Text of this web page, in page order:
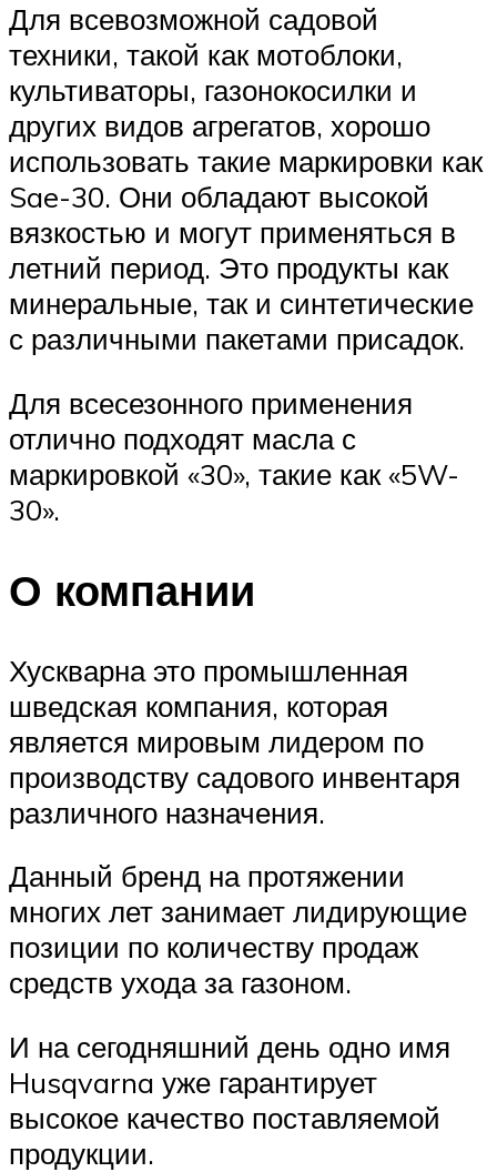
Для всевозможной садовой
техники, такой как мотоблоки,
культиваторы, газонокосилки и
других видов агрегатов, хорошо
использовать такие маркировки как
Sae-30. Они обладают высокой
вязкостью и могут применяться в
летний период. Это продукты как
минеральные, так и синтетические
с различными пакетами присадок.
Для всесезонного применения
отлично подходят масла с
маркировкой «30», такие как «5W-
30».
О компании
Хускварна это промышленная
шведская компания, которая
является мировым лидером по
производству садового инвентаря
различного назначения.
Данный бренд на протяжении
многих лет занимает лидирующие
позиции по количеству продаж
средств ухода за газоном.
И на сегодняшний день одно имя
Husqvarna уже гарантирует
высокое качество поставляемой
продукции.